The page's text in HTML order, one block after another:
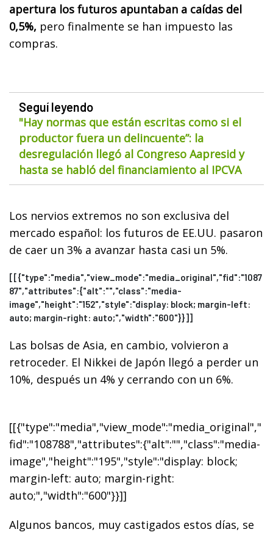
apertura los futuros apuntaban a caídas del
0,5%, pero finalmente se han impuesto las
compras.
Seguí leyendo
"Hay normas que están escritas como si el
productor fuera un delincuente”: la
desregulación llegó al Congreso Aapresid y
hasta se habló del financiamiento al IPCVA
Los nervios extremos no son exclusiva del
mercado español: los futuros de EE.UU. pasaron
de caer un 3% a avanzar hasta casi un 5%.
[[{"type":"media","view_mode":"media_original","fid":"1087
87","attributes":{"alt":"","class":"media-
image","height":"152","style":"display: block; margin-left:
auto; margin-right: auto;","width":"600"}}]]
Las bolsas de Asia, en cambio, volvieron a
retroceder. El Nikkei de Japón llegó a perder un
10%, después un 4% y cerrando con un 6%.
[[{"type":"media","view_mode":"media_original","
fid":"108788","attributes":{"alt":"","class":"media-
image","height":"195","style":"display: block;
margin-left: auto; margin-right:
auto;","width":"600"}}]]
Algunos bancos, muy castigados estos días, se